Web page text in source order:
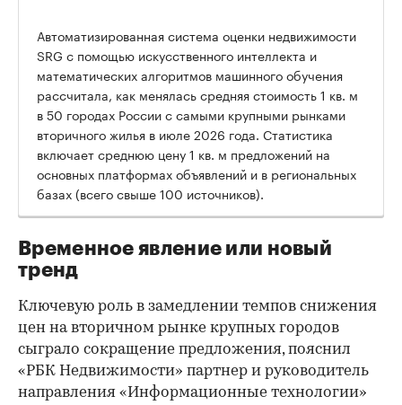
00:00 / 00:00
Автоматизированная система оценки недвижимости
SRG с помощью искусственного интеллекта и
математических алгоритмов машинного обучения
рассчитала, как менялась средняя стоимость 1 кв. м
в 50 городах России с самыми крупными рынками
вторичного жилья в июле 2026 года. Статистика
включает среднюю цену 1 кв. м предложений на
основных платформах объявлений и в региональных
базах (всего свыше 100 источников).
Временное явление или новый
тренд
Ключевую роль в замедлении темпов снижения
цен на вторичном рынке крупных городов
сыграло сокращение предложения, пояснил
«РБК Недвижимости» партнер и руководитель
направления «Информационные технологии»